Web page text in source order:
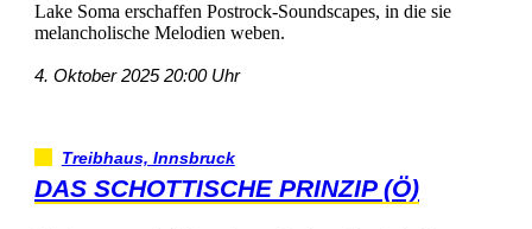
LakeSomaerschaffenPostrock-Soundscapes,indiesie
melancholischeMelodienweben.
4.Oktober202520:00Uhr
Treibhaus,Innsbruck
DASSCHOTTISCHEPRINZIP(Ö)